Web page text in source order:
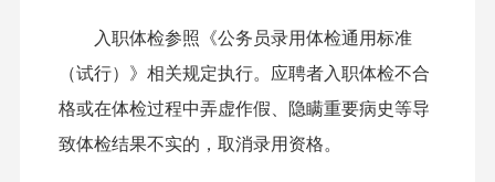
入职体检参照《公务员录用体检通用标准
（试行）》相关规定执行。应聘者入职体检不合
格或在体检过程中弄虚作假、隐瞒重要病史等导
致体检结果不实的，取消录用资格。